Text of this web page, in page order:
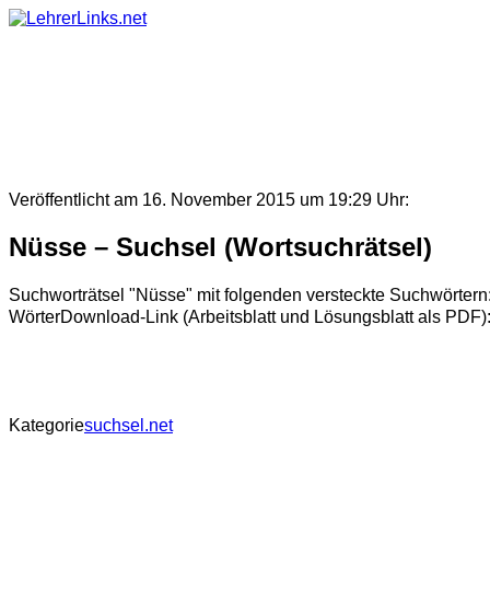
Skip
Veröffentlicht am 16. November 2015 um 19:29 Uhr:
Nüsse – Suchsel (Wortsuchrätsel)
Suchworträtsel "Nüsse" mit folgenden versteckte
WörterDownload-Link (Arbeitsblatt und Lösungsblatt als
Kategoriesuchsel.net